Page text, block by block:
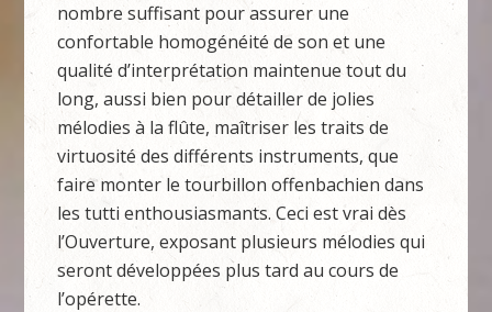
nombre suffisant pour assurer une
confortable homogénéité de son et une
qualité d’interprétation maintenue tout du
long, aussi bien pour détailler de jolies
mélodies à la flûte, maîtriser les traits de
virtuosité des différents instruments, que
faire monter le tourbillon offenbachien dans
les tutti enthousiasmants. Ceci est vrai dès
l’Ouverture, exposant plusieurs mélodies qui
seront développées plus tard au cours de
l’opérette.